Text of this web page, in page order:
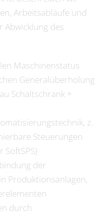
Arbeitsabläufe und
Abwicklung des
Maschinenstatus
Generalüberholung
Schaltschrank +
z.
Steuerungen
SoftSPS)
der
Produktionsanlagen,
durch